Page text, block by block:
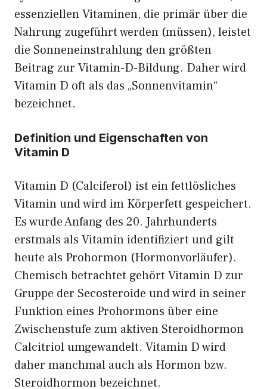
essenziellen Vitaminen, die primär über die
Nahrung zugeführt werden (müssen), leistet
die Sonneneinstrahlung den größten
Beitrag zur Vitamin-D-Bildung. Daher wird
Vitamin D oft als das „Sonnenvitamin“
bezeichnet.
Definition und Eigenschaften von
Vitamin D
Vitamin D (Calciferol) ist ein fettlösliches
Vitamin und wird im Körperfett gespeichert.
Es wurde Anfang des 20. Jahrhunderts
erstmals als Vitamin identifiziert und gilt
heute als Prohormon (Hormonvorläufer).
Chemisch betrachtet gehört Vitamin D zur
Gruppe der Secosteroide und wird in seiner
Funktion eines Prohormons über eine
Zwischenstufe zum aktiven Steroidhormon
Calcitriol umgewandelt. Vitamin D wird
daher manchmal auch als Hormon bzw.
Steroidhormon bezeichnet.